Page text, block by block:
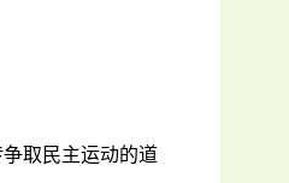
取民主运动的道